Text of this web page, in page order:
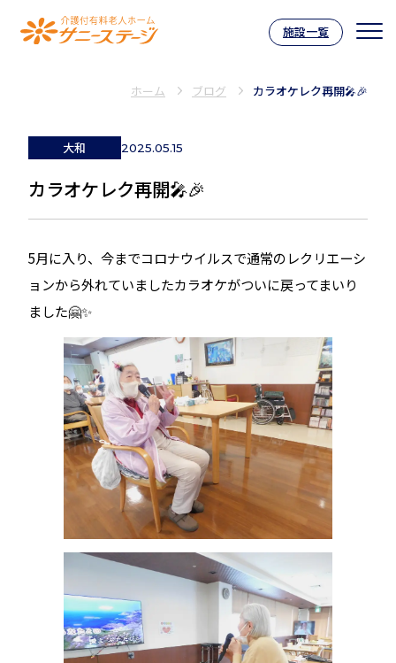
介護付有料老人ホーム サニーステー
施設一覧
ホーム ブログ カラオケレク再開🎤🎉
大和 2025.05.15
カラオケレク再開🎤🎉
5月に入り、今までコロナウイルスで通常のレクリエーシ
ョンから外れていましたカラオケがついに戻ってまいり
ました🤗✨